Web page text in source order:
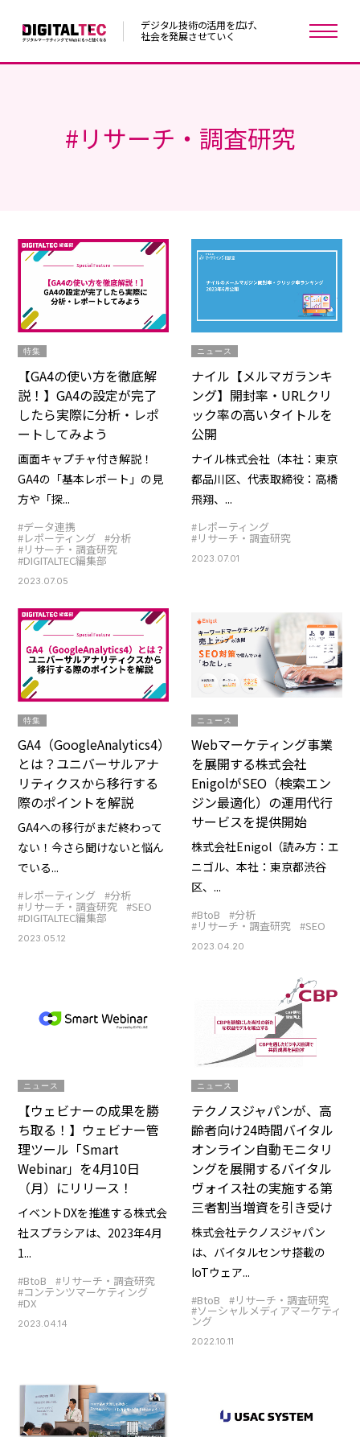
デジタル技術の活用を広げ、
社会を発展させていく
#リサーチ・調査研究
特集
【GA4の使い方を徹底解
説！】GA4の設定が完了
したら実際に分析・レポ
ートしてみよう
画面キャプチャ付き解説！
GA4の「基本レポート」の見
方や「探...
#データ連携
#レポーティング #分析
#リサーチ・調査研究
#DIGITALTEC編集部
2023.07.05
ニュース
ナイル【メルマガランキ
ング】開封率・URLクリ
ック率の高いタイトルを
公開
ナイル株式会社（本社：東京
都品川区、代表取締役：高橋
飛翔、...
#レポーティング
#リサーチ・調査研究
2023.07.01
特集
GA4（GoogleAnalytics4）
とは？ユニバーサルアナ
リティクスから移行する
際のポイントを解説
GA4への移行がまだ終わって
ない！今さら聞けないと悩ん
でいる...
#レポーティング #分析
#リサーチ・調査研究 #SEO
#DIGITALTEC編集部
2023.05.12
ニュース
Webマーケティング事業
を展開する株式会社
EnigolがSEO（検索エン
ジン最適化）の運用代行
サービスを提供開始
株式会社Enigol（読み方：エ
ニゴル、本社：東京都渋谷
区、...
#BtoB #分析
#リサーチ・調査研究 #SEO
2023.04.20
ニュース
【ウェビナーの成果を勝
ち取る！】ウェビナー管
理ツール「Smart
Webinar」を4月10日
（月）にリリース！
イベントDXを推進する株式会
社スプラシアは、2023年4月
1...
#BtoB #リサーチ・調査研究
#コンテンツマーケティング
#DX
2023.04.14
ニュース
テクノスジャパンが、高
齢者向け24時間バイタル
オンライン自動モニタリ
ングを展開するバイタル
ヴォイス社の実施する第
三者割当増資を引き受け
株式会社テクノスジャパン
は、バイタルセンサ搭載の
IoTウェア...
#BtoB #リサーチ・調査研究
#ソーシャルメディアマーケティ
ング
2022.10.11